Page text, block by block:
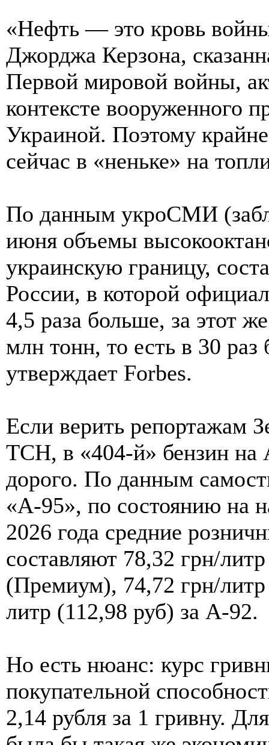
«Нефть — это кровь
Джорджа Керзона,
Первой мировой войны,
контексте вооруженного
Украиной. Поэтому
сейчас в «неньке» на
По данным укроСМИ
июня объемы
украинскую границу,
России, в которой
4,5 раза больше, за этот
млн тонн, то есть в 30
утверждает Forbes.
Если верить репортажам
ТСН, в «404-й» бензин на
дорого. По данным
«А-95», по состоянию на
2026 года средние
составляют 78,32 грн/
(Премиум), 74,72 грн/
литр (112,98 руб) за А-92.
Но есть нюанс: курс
покупательной
2,14 рубля за 1 гривну.